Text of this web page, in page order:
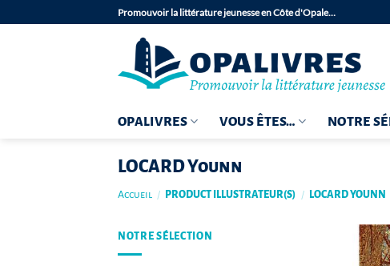
au
Promouvoir la littérature jeunesse en Côte d'Opale…
OPALIVRES VOUS ÊTES… NOTRE
LOCARD Younn
Accueil / PRODUCT ILLUSTRATEUR(S) / LOCARD YOUNN
NOTRE SÉLECTION